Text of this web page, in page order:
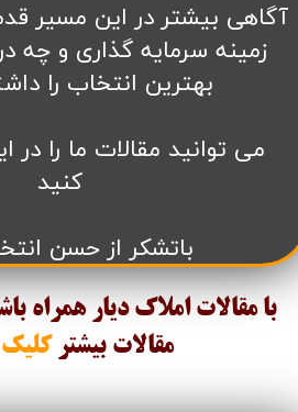
آگاهی بیشتر در این مسیر
زمینه سرمایه گذاری و
بهترین انتخاب را
می توانید مقالات ما را در
کنید
باتشکر از حسن
با مقالات املاک دیار همراه
مقالات بیشتر کلیک